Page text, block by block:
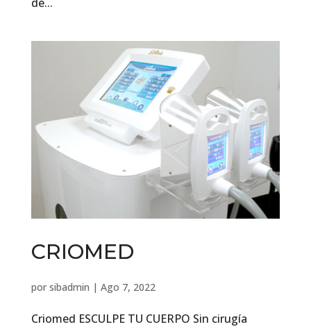
CRIOMED
por sibadmin | Ago 7, 2022
Criomed ESCULPE TU CUERPO Sin cirugía